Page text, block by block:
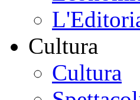
Cultura
Cultura